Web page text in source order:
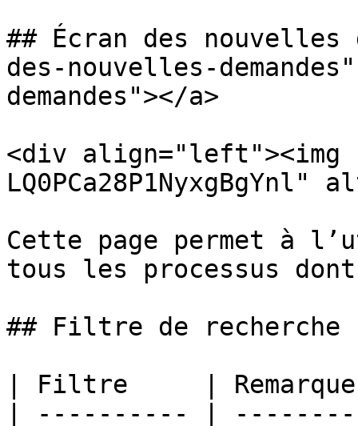
## Écran des nouvelles
des-nouvelles-
demandes"></a>
<div
LQ0PCa28P1NyxgBgYnl"
Cette page permet à
tous les processus
## Filtre de recherche
| Filtre     |
| ---------- |